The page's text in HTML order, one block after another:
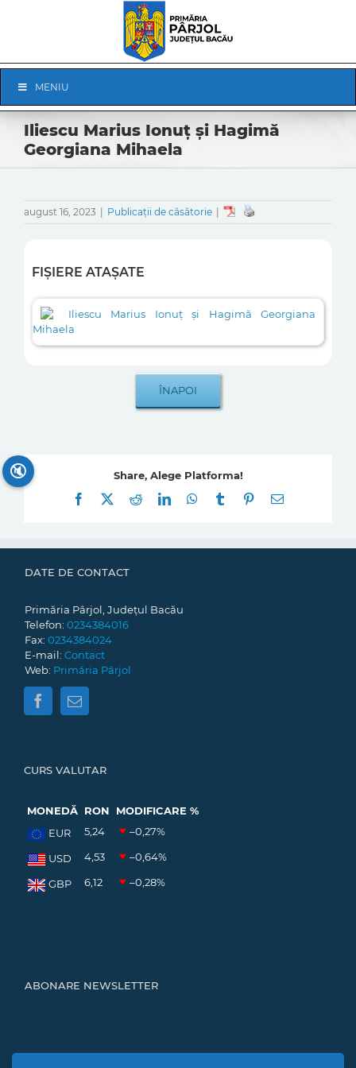
Navigation
MENIU
Iliescu Marius Ionuț și Hagimă
Georgiana Mihaela
august 16, 2023 Publicații de căsătorie
FIȘIERE ATAȘATE
Iliescu Marius Ionuț și Hagimă Georgiana
Mihaela
Share, Alege Platforma!
Facebook
RedditLinkedInWhatsApp
Tumblr Pinterest
E-
DATE DE CONTACT
Primăria Pârjol, Județul Bacău
Telefon: 0234384016
Fax: 0234384024
E-mail: Contact
Web: Primăria Pârjol
CURS VALUTAR
MONEDĂ RON
MODIFICARE %
EUR
5,24 –0,27%
USD 4,53 –0,64%
GBP 6,12 –0,28%
ABONARE NEWSLETTER
🔇